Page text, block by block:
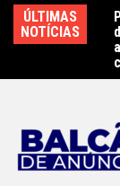
para
ÚLTIMAS
NOTÍCIAS
450 atletas na
sábado (8) –